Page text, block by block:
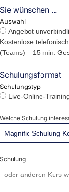
Sie wünschen ...
Auswahl
Angebot
Kostenlose
(Teams) – 15 min.
Schulungsformat
Schulungstyp
Live-Online-Training
Welche Schulung
Schulung